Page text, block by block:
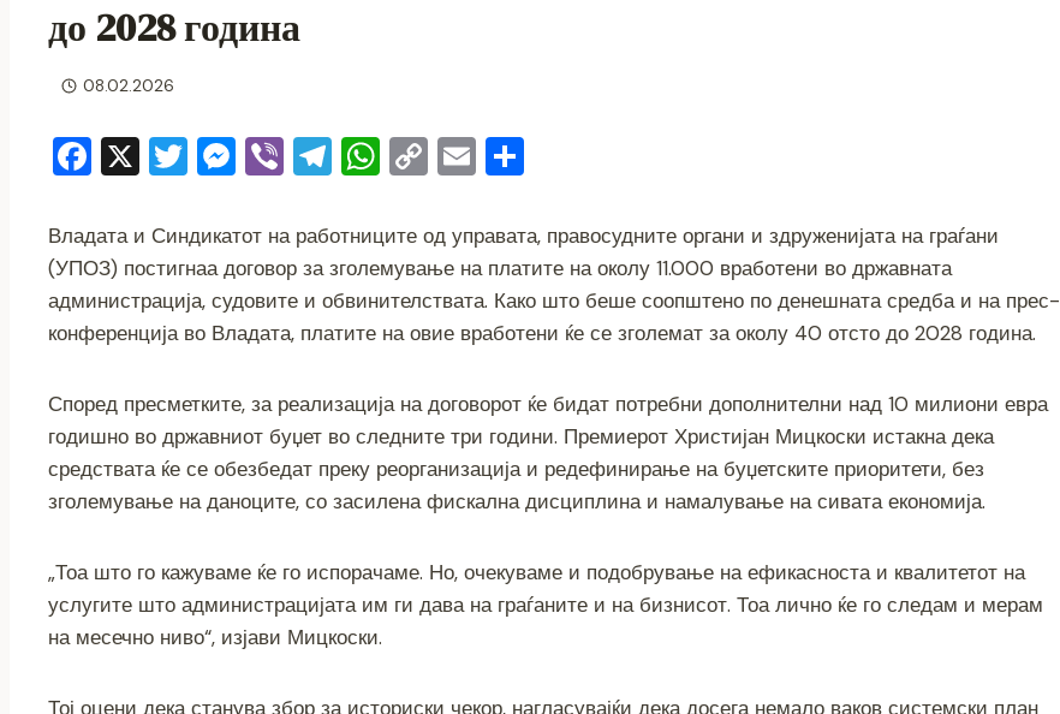
до 2028 година
08.02.2026
F
c
e
b
o
o
k
X T
tt
er
M
ss
e
n
g
er
Vi
er
T
e
gr
a
m
W
at
s
A
p
p
C
p
y
Li
n
k
E
ai
l
ar
e
Владата и Синдикатот на работниците од управата, правосудните органи и здруженијата на граѓани
(УПОЗ) постигнаа договор за зголемување на платите на околу 11.000 вработени во државната
администрација, судовите и обвинителствата. Како што беше соопштено по денешната средба и на прес-
конференција во Владата, платите на овие вработени ќе се зголемат за околу 40 отсто до 2028 година.
Според пресметките, за реализација на договорот ќе бидат потребни дополнителни над 10 милиони евра
годишно во државниот буџет во следните три години. Премиерот Христијан Мицкоски истакна дека
средствата ќе се обезбедат преку реорганизација и редефинирање на буџетските приоритети, без
зголемување на даноците, со засилена фискална дисциплина и намалување на сивата економија.
„Тоа што го кажуваме ќе го испорачаме. Но, очекуваме и подобрување на ефикасноста и квалитетот на
услугите што администрацијата им ги дава на граѓаните и на бизнисот. Тоа лично ќе го следам и мерам
на месечно ниво“, изјави Мицкоски.
Тој оцени дека станува збор за историски чекор, нагласувајќи дека досега немало ваков системски план